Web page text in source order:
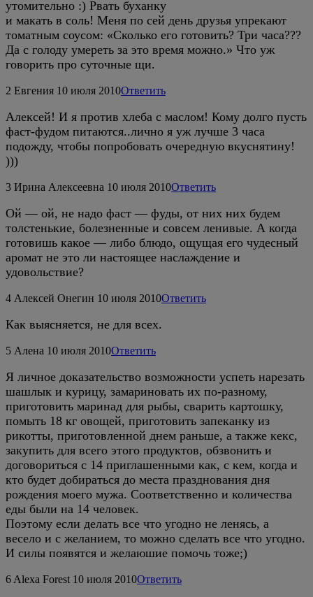
утомительно :) Рвать буханку
и макать в соль! Меня по сей день друзья упрекают
томатным соусом: «Сколько его готовить? Три часа???
Да с голоду умереть за это время можно.» Что уж
говорить про суточные щи.
2 Евгения 10 июля 2010Ответить
Алексей! И я против хлеба с маслом! Кому долго пусть
фаст-фудом питаются..лично я уж лучше 3 часа
подожду, чтобы попробовать очередную вкуснятину!
)))
3 Ирина Алексеевна 10 июля 2010Ответить
Ой — ой, не надо фаст — фуды, от них них будем
толстенькие, болезненные и совсем ленивые. А когда
готовишь какое — либо блюдо, ощущая его чудесный
аромат не это ли настоящее наслаждение и
удовольствие?
4 Алексей Онегин 10 июля 2010Ответить
Как выясняется, не для всех.
5 Алена 10 июля 2010Ответить
Я личное доказательство возможности успеть нарезать
шашлык и курицу, замариновать их по-разному,
приготовить маринад для рыбы, сварить картошку,
помыть 18 кг овощей, приготовить запеканку из
рикотты, приготовленной днем раньше, а также кекс,
закупить для всего этого продуктов, обзвонить и
договориться с 14 приглашенными как, с кем, когда и
кто будет добираться до места празднования дня
рождения моего мужа. Соответственно и количества
еды были на 14 человек.
Поэтому если делать все что угодно не ленясь, а
весело и с желанием, то можно сделать все что угодно.
И силы появятся и желаюшие помочь тоже;)
6 Alexa Forest 10 июля 2010Ответить